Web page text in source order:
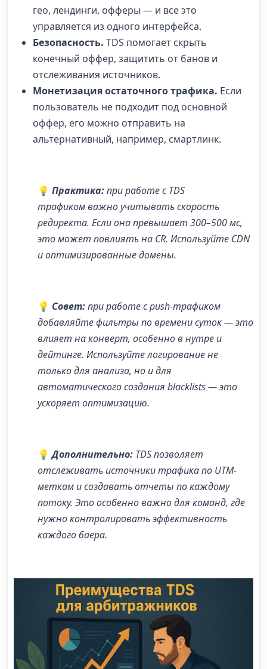
гео, лендинги, офферы — и все это
управляется из одного интерфейса.
Безопасность. TDS помогает скрыть
конечный оффер, защитить от банов и
отслеживания источников.
Монетизация остаточного трафика. Если
пользователь не подходит под основной
оффер, его можно отправить на
альтернативный, например, смартлинк.
💡 Практика:при работе сTDS
трафикомважно учитывать скорость
редиректа. Если она превышает 300–500 мс,
это может повлиять на CR. Используйте CDN
и оптимизированные домены.
💡 Совет:при работе с push-трафиком
добавляйте фильтры по времени суток — это
влияет на конверт, особенно в нутре и
дейтинге. Используйте логирование не
только для анализа, но и для
автоматического создания blacklists — это
ускоряет оптимизацию.
💡 Дополнительно: TDS позволяет
отслеживать источники трафика по UTM-
меткам и создавать отчеты по каждому
потоку. Это особенно важно для команд, где
нужно контролировать эффективность
каждого баера.